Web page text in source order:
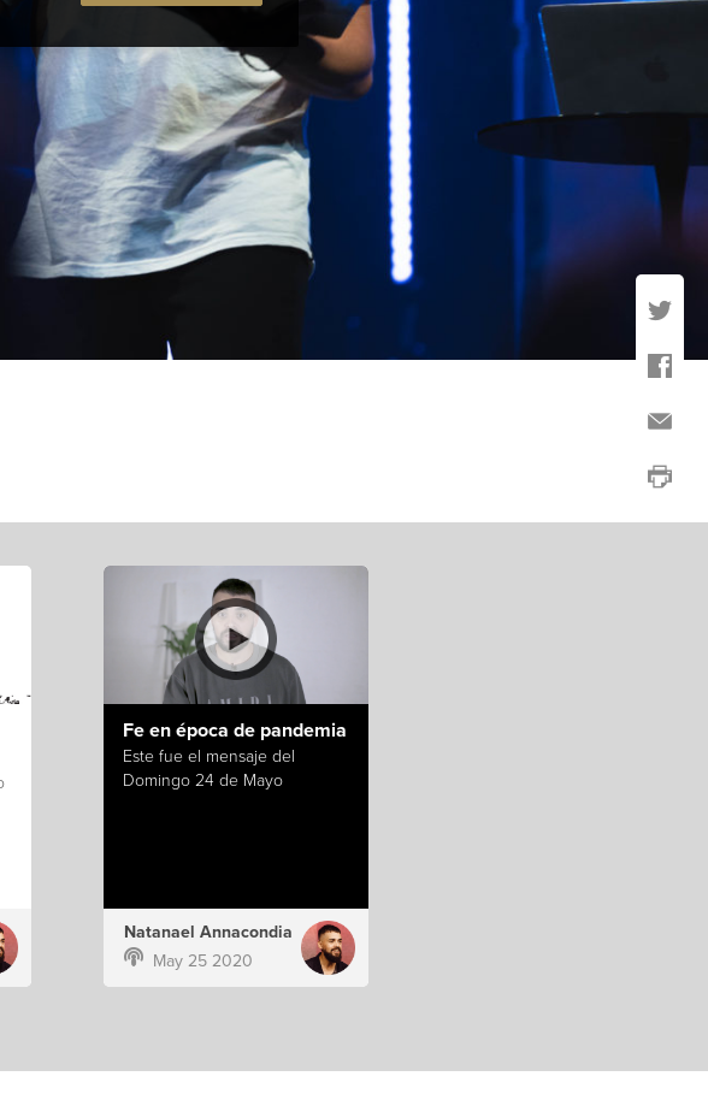
Fe en época de pandemia
Este fue el mensaje del
Domingo 24 de Mayo
Natanael Annacondia
May 25 2020